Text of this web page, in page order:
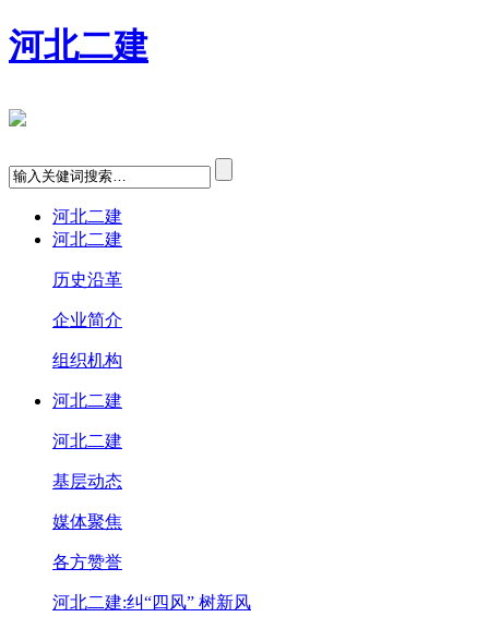
河北二建
河北二建
河北二建
历史沿革
企业简介
组织机构
河北二建
河北二建
基层动态
媒体聚焦
各方赞誉
河北二建:纠“四风” 树新风